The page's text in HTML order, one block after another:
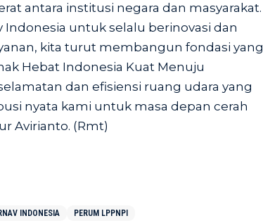
antara institusi negara dan masyarakat.
Indonesia untuk selalu berinovasi dan
kita turut membangun fondasi yang
Hebat Indonesia Kuat Menuju
dan efisiensi ruang udara yang
nyata kami untuk masa depan cerah
Avirianto. (Rmt)
INDONESIA PERUM LPPNPI